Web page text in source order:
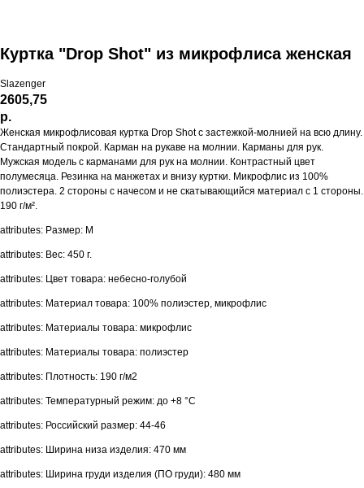
Куртка "Drop Shot" из микрофлиса женская
Slazenger
2605,75
р.
Женская микрофлисовая куртка Drop Shot с застежкой-молнией на всю длину.
Стандартный покрой. Карман на рукаве на молнии. Карманы для рук.
Мужская модель с карманами для рук на молнии. Контрастный цвет
полумесяца. Резинка на манжетах и внизу куртки. Микрофлис из 100%
полиэстера. 2 стороны с начесом и не скатывающийся материал с 1 стороны.
190 г/м².
attributes: Размер: M
attributes: Вес: 450 г.
attributes: Цвет товара: небесно-голубой
attributes: Материал товара: 100% полиэстер, микрофлис
attributes: Материалы товара: микрофлис
attributes: Материалы товара: полиэстер
attributes: Плотность: 190 г/м2
attributes: Температурный режим: до +8 °C
attributes: Российский размер: 44-46
attributes: Ширина низа изделия: 470 мм
attributes: Ширина груди изделия (ПО груди): 480 мм